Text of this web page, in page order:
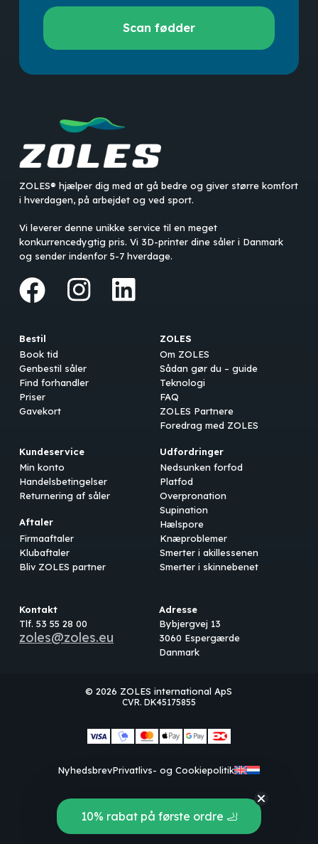
Subtotal: 0,00
fødder
Scan fødder
ZOLES® hjælper dig med at gå bedre og giver større komfort
i hverdagen, på arbejdet og ved sport.
Vi leverer denne unikke service til en meget
konkurrencedygtig pris. Vi 3D-printer dine såler i Danmark
og sender indenfor 5-7 hverdage.
Bestil
Book tid
Genbestil såler
Find forhandler
Priser
Gavekort
Aftaler
Firmaaftaler
Klubaftaler
Bliv ZOLES partner
ZOLES
Om ZOLES
Sådan gør du – guide
Teknologi
FAQ
ZOLES Partnere
Foredrag med ZOLES
Kundeservice
Min konto
Handelsbetingelser
Returnering af såler
Udfordringer
Nedsunken forfod
Platfod
Overpronation
Supination
Hælspore
Knæproblemer
Smerter i akillessenen
Smerter i skinnebenet
Kontakt
Tlf. 53 55 28 00
zoles@zoles.eu
Adresse
Bybjergvej 13
3060 Espergærde
Danmark
© 2026 ZOLES international ApS
CVR. DK45175855
NyhedsbrevPrivatlivs- og Cookiepolitik
10% rabat på første ordre 🦶